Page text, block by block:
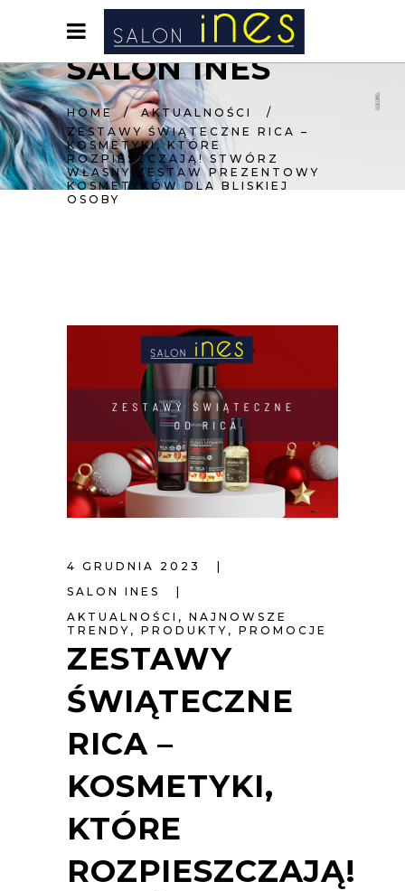
SALON INES
HOME/AKTUALNOŚCI
/
ZESTAWY ŚWIĄTECZNE RICA –
KOSMETYKI, KTÓRE
ROZPIESZCZAJĄ! STWÓRZ
WŁASNY ZESTAW PREZENTOWY
KOSMETYKÓW DLA BLISKIEJ
OSOBY
4 GRUDNIA 2023
SALON INES
AKTUALNOŚCI , NAJNOWSZE
TRENDY , PRODUKTY , PROMOCJE
ZESTAWY
ŚWIĄTECZNE
RICA –
KOSMETYKI,
KTÓRE
ROZPIESZCZAJĄ!